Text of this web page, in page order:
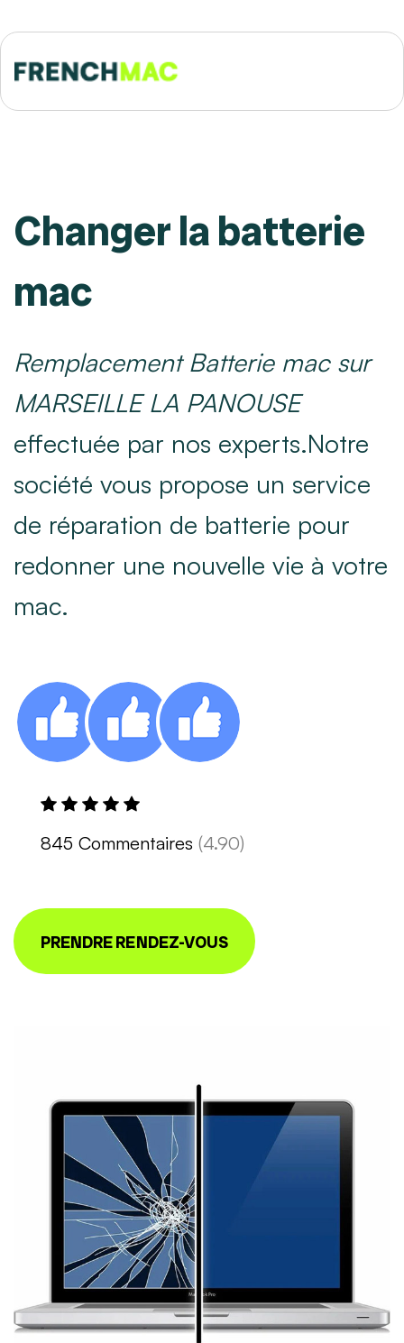
Changer la batterie
mac
Remplacement Batterie mac sur
MARSEILLE LA PANOUSE
effectuée par nos experts.Notre
société vous propose un service
de réparation de batterie pour
redonner une nouvelle vie à votre
mac.
845 Commentaires (4.90)
PRENDRE RENDEZ-VOUS